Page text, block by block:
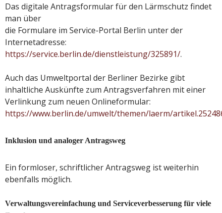
Das digitale Antragsformular für den Lärmschutz findet
man über
die Formulare im Service-Portal Berlin unter der
Internetadresse:
https://service.berlin.de/dienstleistung/325891/.
Auch das Umweltportal der Berliner Bezirke gibt
inhaltliche Auskünfte zum Antragsverfahren mit einer
Verlinkung zum neuen Onlineformular:
https://www.berlin.de/umwelt/themen/laerm/
Inklusion und analoger Antragsweg
Ein formloser, schriftlicher Antragsweg ist weiterhin
ebenfalls möglich.
Verwaltungsvereinfachung und Serviceverbesserung für viele